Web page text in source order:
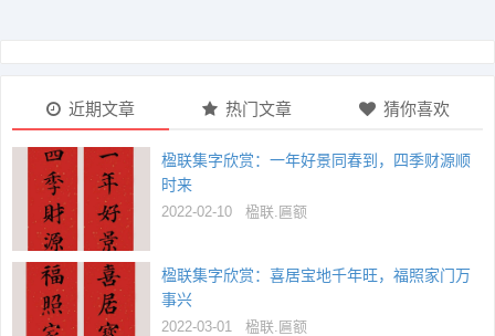
近期文章 热门文章 猜你喜欢
楹联集字欣赏：一年好景同春到，四季财源顺
时来
2022-02-10 楹联.匾额
楹联集字欣赏：喜居宝地千年旺，福照家门万
事兴
2022-03-01 楹联.匾额